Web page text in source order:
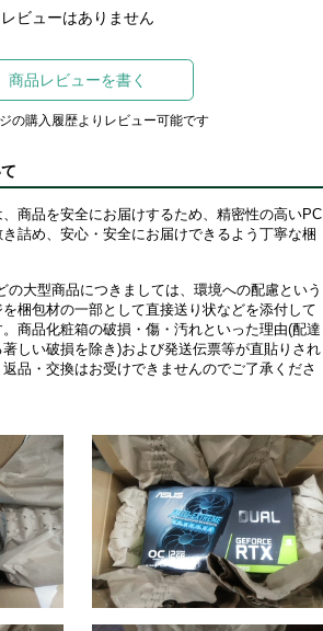
レビューはありません
商品レビューを書く
の購入履歴よりレビュー可能です
商品を安全にお届けするため、精密性の高いPC
詰め、安心・安全にお届けできるよう丁寧な梱
の大型商品につきましては、環境への配慮という
梱包材の一部として直接送り状などを添付して
商品化粧箱の破損・傷・汚れといった理由(配達
しい破損を除き)および発送伝票等が直貼りされ
品・交換はお受けできませんのでご了承くださ